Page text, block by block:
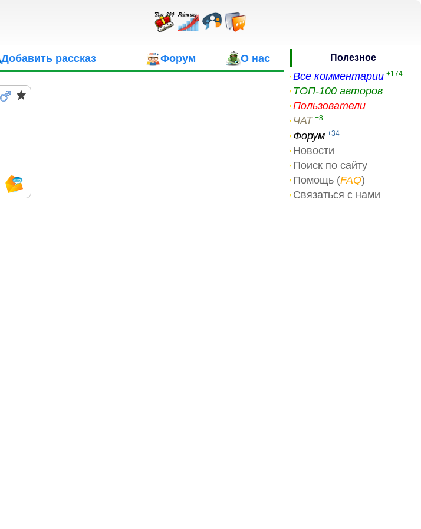
Добавить рассказ Форум О нас Полезное
Все комментарии +174
ТОП-100 авторов
Пользователи
ЧАТ +8
Форум +34
Новости
Поиск по сайту
Помощь (FAQ)
Связаться с нами